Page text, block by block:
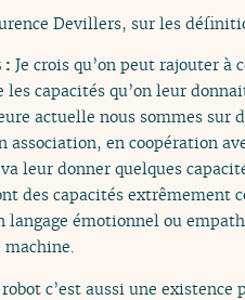
Devillers, sur les
: Je crois qu’on peut rajouter à
les capacités qu’on leur
actuelle nous sommes sur
association, en coopération
leur donner quelques
des capacités
émotionnel ou
c’est aussi une existence